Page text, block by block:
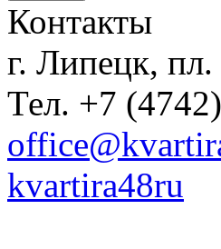
Контакты
г. Липецк,
Тел. +7
kvartira48ru